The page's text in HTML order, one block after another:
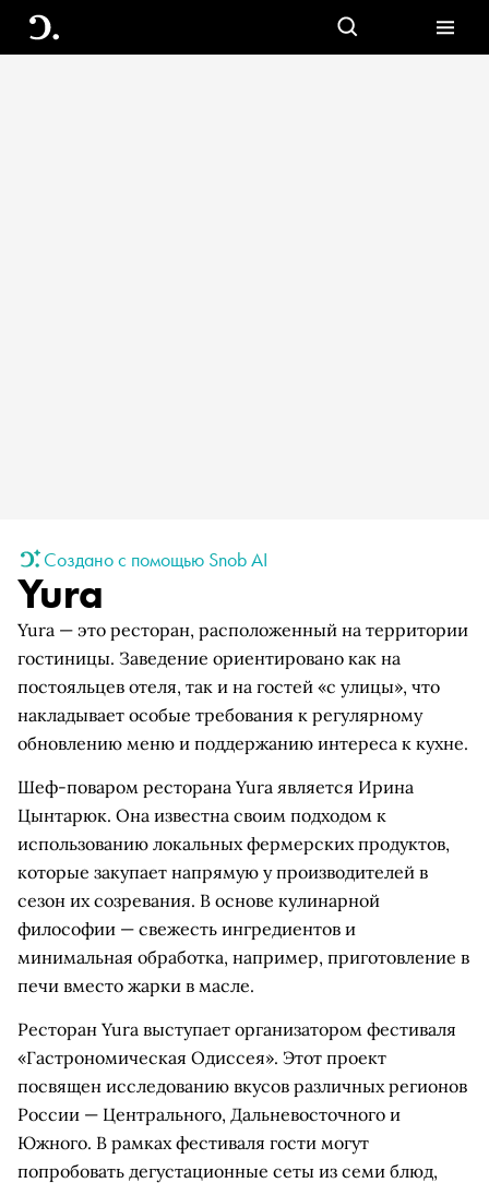
Создано с помощью Snob AI
Yura
Yura — это ресторан, расположенный на территории
гостиницы. Заведение ориентировано как на
постояльцев отеля, так и на гостей «с улицы», что
накладывает особые требования к регулярному
обновлению меню и поддержанию интереса к кухне.
Шеф-поваром ресторана Yura является Ирина
Цынтарюк. Она известна своим подходом к
использованию локальных фермерских продуктов,
которые закупает напрямую у производителей в
сезон их созревания. В основе кулинарной
философии — свежесть ингредиентов и
минимальная обработка, например, приготовление в
печи вместо жарки в масле.
Ресторан Yura выступает организатором фестиваля
«Гастрономическая Одиссея». Этот проект
посвящен исследованию вкусов различных регионов
России — Центрального, Дальневосточного и
Южного. В рамках фестиваля гости могут
попробовать дегустационные сеты из семи блюд,